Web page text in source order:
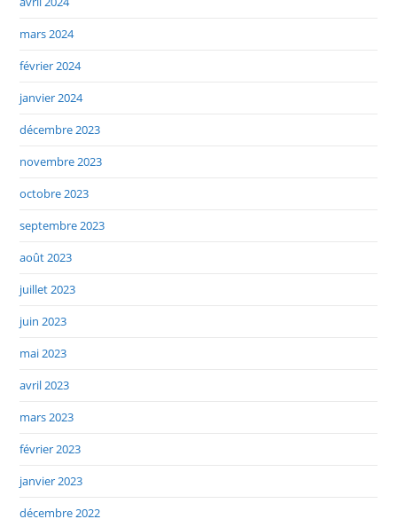
mars 2024
février 2024
janvier 2024
décembre 2023
novembre 2023
octobre 2023
septembre 2023
août 2023
juillet 2023
juin 2023
mai 2023
avril 2023
mars 2023
février 2023
janvier 2023
décembre 2022